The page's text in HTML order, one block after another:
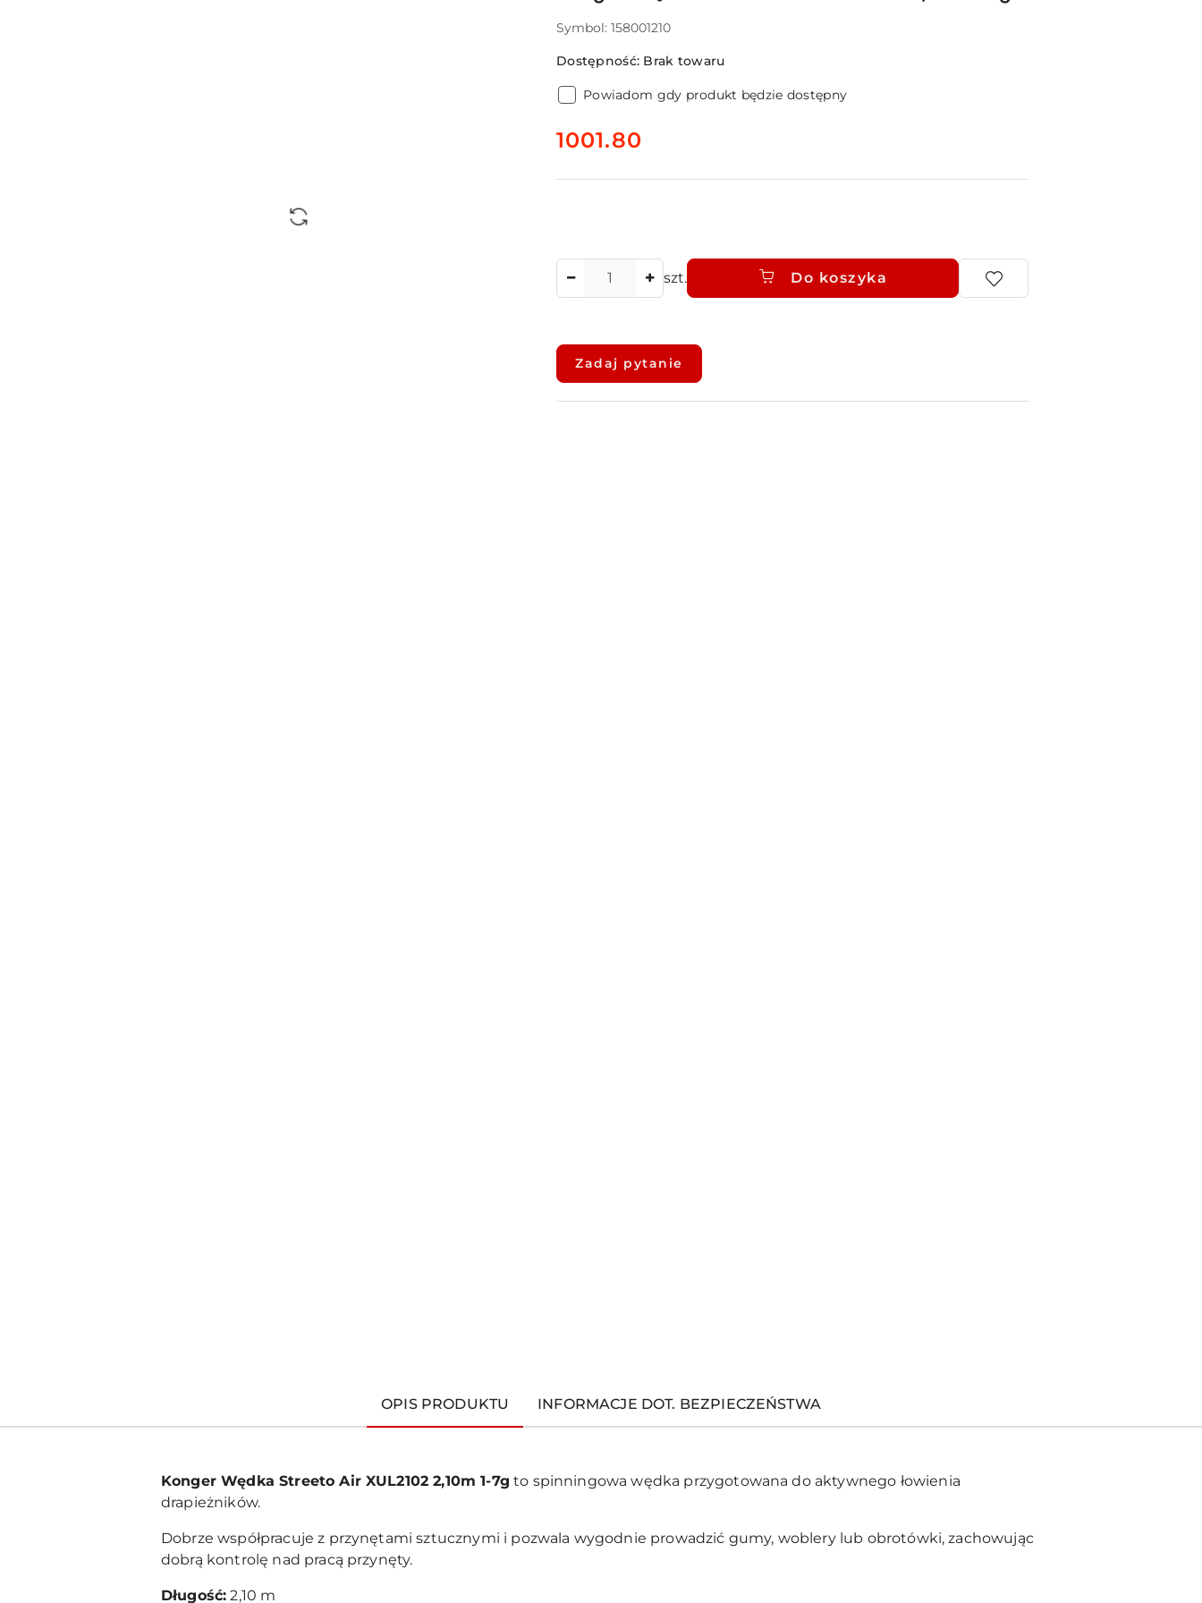
Symbol: 158001210
Dostępność: Brak towaru
Powiadom gdy produkt będzie dostępny
cena:
1001.80
szt. Do koszyka
Dostępność
i
dostawa
Zadaj pytanie
OPIS PRODUKTU INFORMACJE DOT. BEZPIECZEŃSTWA
Konger Wędka Streeto Air XUL2102 2,10m 1-7g to spinningowa wędka przygotowana do aktywnego łowienia
drapieżników.
Dobrze współpracuje z przynętami sztucznymi i pozwala wygodnie prowadzić gumy, woblery lub obrotówki, zachowując
dobrą kontrolę nad pracą przynęty.
Długość: 2,10 m